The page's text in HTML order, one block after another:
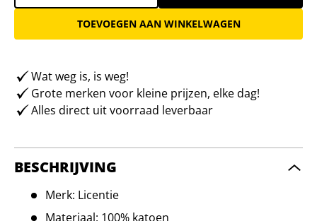
TOEVOEGEN AAN WINKELWAGEN
Wat weg is, is weg!
Grote merken voor kleine prijzen, elke dag!
Alles direct uit voorraad leverbaar
BESCHRIJVING
Merk: Licentie
Materiaal: 100% katoen